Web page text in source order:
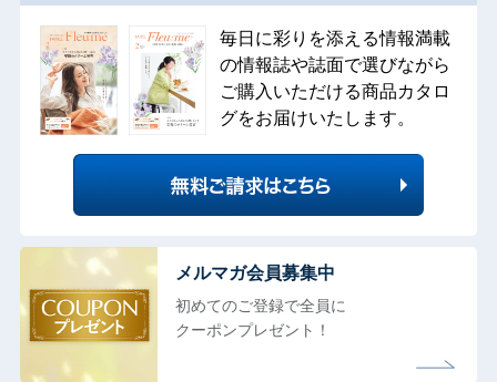
毎日に彩りを添える情報満載
の情報誌や誌面で選びながら
ご購入いただける商品カタロ
グをお届けいたします。
メルマガ会員募集中
初めてのご登録で全員に
クーポンプレゼント！